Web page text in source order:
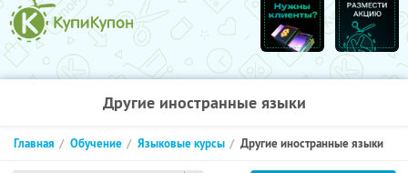
Другие иностранные языки
Главная Обучение Языковые курсы Другие иностранные языки